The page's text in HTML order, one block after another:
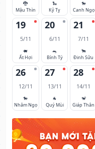
🐉
Mậu Thìn
🐍
Kỷ Tỵ
🐎
Canh Ngọ
19
5/11
🐖
Ất Hợi
20
6/11
🐀
Bính Tý
21
7/11
🐂
Đinh Sửu
26
12/11
🐎
Nhâm Ngọ
27
13/11
🐐
Quý Mùi
28
14/11
🐒
Giáp Thân